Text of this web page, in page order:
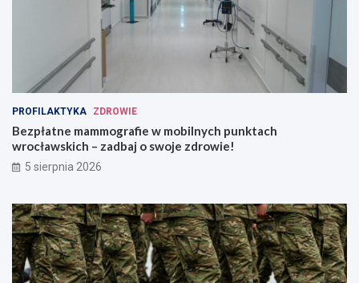
PROFILAKTYKA ZDROWIE
Bezpłatne mammografie w mobilnych punktach
wrocławskich – zadbaj o swoje zdrowie!
5 sierpnia 2026